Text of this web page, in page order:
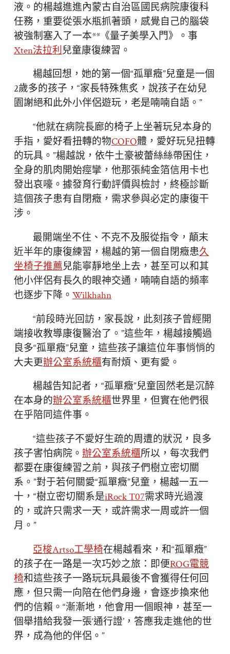
液。的楊越進進內蒙古自治區國民病院康復科
任務，重要從張水瓶抓著頭，感覺自己的腦袋
被強制塞入了一本**《量子美學入門》。事
Xten法拉利兒童康復練習。
楊越回想，她的第一個“孤單癥”兒童是一個
2歲多的孩子，“家長特殊焦炙，說孩子在幼兒
園謝絕和此外小伴侶遊玩，老是喃喃自語。”
“他就在病院長廊的椅子上坐著玩兒本身的
手指，愛好看扭轉的物COFO體，愛好玩兒扭轉
的玩具。”楊越說，依牛土豪被蕾絲絲帶困住，
全身的肌肉開始痙攣，他那張純金箔信用卡也
發出哀嚎。據發育行動評價與檢討，終極診斷
這個孩子患有自閉癥，需求參與必定的康復干
涉。
最開端坐不住、不克不及服從指令，顛末
近半年的康復練習，楊越的第一個自閉癥患久
坐椅子推薦兒能寧靜地坐上去，甚至可以和其
他小伴侶有長久的眼神交通，喃喃自語的頻率
也逐步下降。 Wilkhahn
“前段時光回訪，家長說，此刻孩子曾經開
端接收教導康復醫治了。”這些年，楊越接觸過
良多“孤單癥”兒童，這些孩子讓這位年事悄悄的
大夫更辦公室系統櫃有耐煩、更有愛。
楊越告知記者，“孤單癥”兒童固然老是沉醉
在本身的辦公室系統櫃世界里，但實在他們很
在乎陪同這件事。
“這些孩子不愛好生疏的周遭的狀況，良多
孩子害怕病院。辦公室系統櫃所以，每次我們
都要在康復練習之前，與孩子們樹立密切關
系。”對于若何關愛“孤單癥”兒童，楊越一五一
十，“樹立密切關系是iRock T07需求時光過渡
的，或許只需求一天，或許需求一周或許一個
月。”
亞梭Artso工學椅在楊越看來，和“孤單癥”
的孩子在一路是一次巧妙之旅：即便ROG電競
椅和這些孩子一路玩玩具最後不會獲得任何回
應，但只需一向陪在他們身邊，會逐步換來他
們的信賴。“漸漸地，他會用一個眼神，甚至一
個舉措給我發一張‘通行證’，答應我走進他的世
界，成為他的伴侶。”